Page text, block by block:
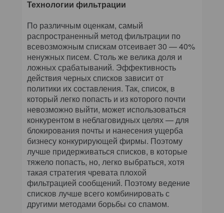
Технологии фильтрации
По различным оценкам, самый
распространенный метод фильтрации по
всевозможным спискам отсеивает 30 — 40%
ненужных писем. Столь же велика доля и
ложных срабатываний. Эффективность
действия черных списков зависит от
политики их составления. Так, список, в
который легко попасть и из которого почти
невозможно выйти, может использоваться
конкурентом в неблаговидных целях — для
блокирования почты и нанесения ущерба
бизнесу конкурирующей фирмы. Поэтому
лучше придерживаться списков, в которые
тяжело попасть, но, легко выбраться, хотя
такая стратегия чревата плохой
фильтрацией сообщений. Поэтому ведение
списков лучше всего комбинировать с
другими методами борьбы со спамом.